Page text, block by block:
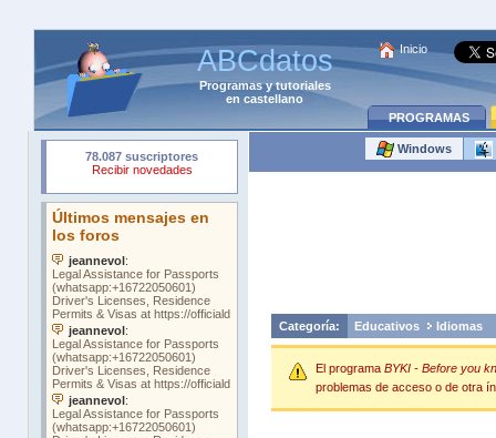
ABCdatos
Programasytutoriales
en castellano
Inicio
PROGRAMAS
Windows
Categoría: Educativos Idiomas
El programa BYKI - Before you
problemas de acceso o de otra